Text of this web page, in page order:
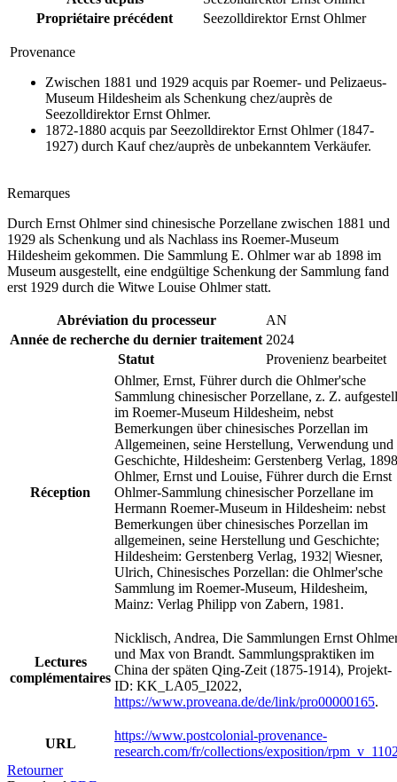
Propriétaire précédent
Seezolldirektor Ernst Ohlmer
Provenance
Zwischen 1881 und 1929 acquis par Roemer- und Pelizaeus-
Museum Hildesheim als Schenkung chez/auprès de
Seezolldirektor Ernst Ohlmer.
1872-1880 acquis par Seezolldirektor Ernst Ohlmer (1847-
1927) durch Kauf chez/auprès de unbekanntem Verkäufer.
Remarques
Durch Ernst Ohlmer sind chinesische Porzellane zwischen 1881 und
1929 als Schenkung und als Nachlass ins Roemer-Museum
Hildesheim gekommen. Die Sammlung E. Ohlmer war ab 1898 im
Museum ausgestellt, eine endgültige Schenkung der Sammlung fand
erst 1929 durch die Witwe Louise Ohlmer statt.
Abréviation du processeur
AN
Année de recherche du dernier traitement 2024
Statut
Provenienz bearbeitet
Réception
Ohlmer, Ernst, Führer durch die Ohlmer'sche
Sammlung chinesischer Porzellane, z. Z.
im Roemer-Museum Hildesheim, nebst
Bemerkungen über chinesisches Porzellan im
Allgemeinen, seine Herstellung, Verwendung und
Geschichte, Hildesheim: Gerstenberg Verlag,
Ohlmer, Ernst und Louise, Führer durch die Ernst
Ohlmer-Sammlung chinesischer Porzellane im
Hermann Roemer-Museum in Hildesheim: nebst
Bemerkungen über chinesisches Porzellan im
allgemeinen, seine Herstellung und Geschichte;
Hildesheim: Gerstenberg Verlag, 1932| Wiesner,
Ulrich, Chinesisches Porzellan: die Ohlmer'sche
Sammlung im Roemer-Museum, Hildesheim,
Mainz: Verlag Philipp von Zabern, 1981.
Lectures
complémentaires
Nicklisch, Andrea, Die Sammlungen Ernst
und Max von Brandt. Sammlungspraktiken im
China der späten Qing-Zeit (1875-1914), Projekt-
ID: KK_LA05_I2022,
https://www.proveana.de/de/link/pro00000165.
URL
https://www.postcolonial-provenance-
research.com/fr/collections/exposition/
Retourner